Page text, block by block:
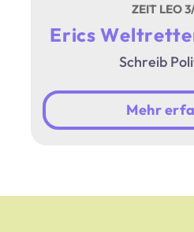
ZEIT LEO
Erics
Schreib
Mehr